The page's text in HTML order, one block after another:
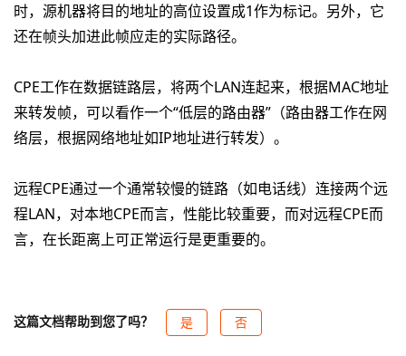
时，源机器将目的地址的高位设置成1作为标记。另外，它
还在帧头加进此帧应走的实际路径。
CPE工作在数据链路层，将两个LAN连起来，根据MAC地址
来转发帧，可以看作一个“低层的路由器” （路由器工作在网
络层，根据网络地址如IP地址进行转发）。
远程CPE通过一个通常较慢的链路（如电话线）连接两个远
程LAN，对本地CPE而言，性能比较重要，而对远程CPE而
言，在长距离上可正常运行是更重要的。
这篇文档帮助到您了吗？ 是 否